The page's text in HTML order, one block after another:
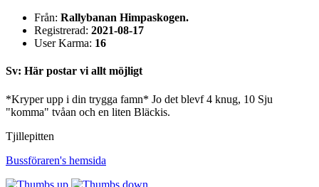
Från: Rallybanan Himpaskogen.
Registrerad: 2021-08-17
User Karma: 16
Sv: Här postar vi allt möjligt
*Kryper upp i din trygga famn* Jo det blevf 4 knug, 10 Sju
"komma" tvåan och en liten Bläckis.
Tjillepitten
Bussföraren's hemsida